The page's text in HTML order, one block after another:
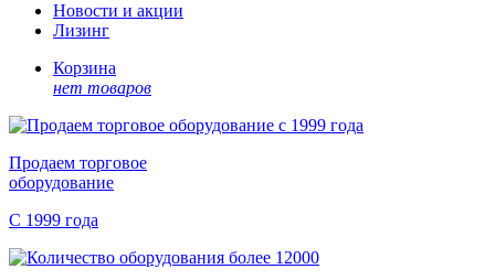
Новости и акции
Лизинг
Корзина
нет товаров
Продаем торговое
оборудование
С 1999 года